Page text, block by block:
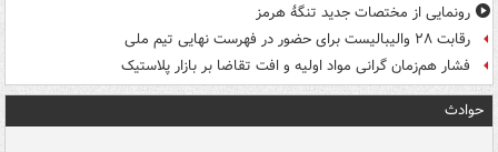
رونمایی از مختصات جدید تنگۀ هرمز
رقابت ۲۸ والیبالیست برای حضور در فهرست نهایی تیم ملی
فشار هم‌زمان گرانی مواد اولیه و افت تقاضا بر بازار پلاستیک
حوادث